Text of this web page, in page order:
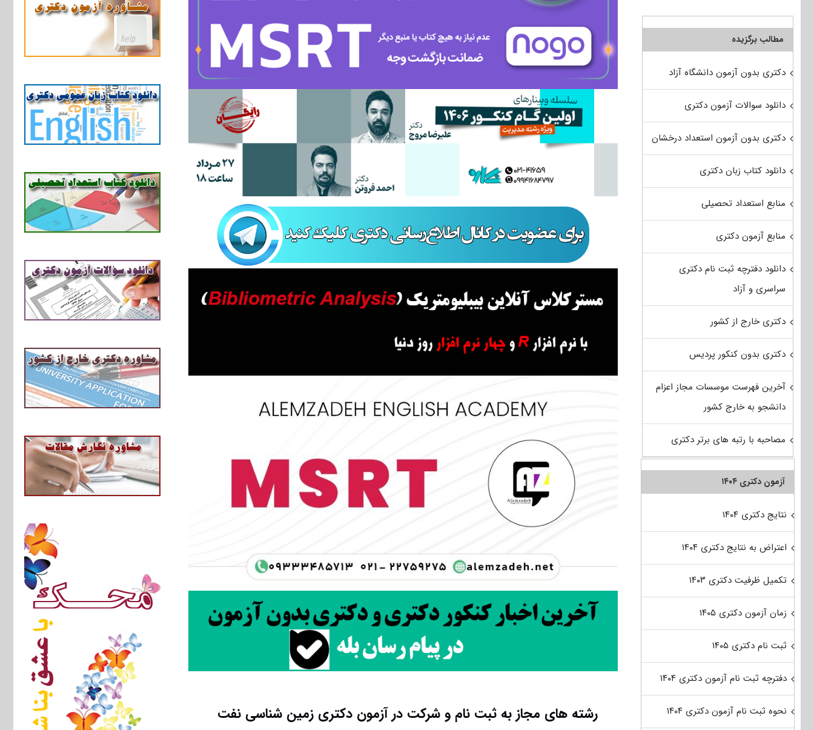
رشته های مجاز به ثبت نام و شرکت در آزمون دکتری زمین‌ شناسی نفت
مطالب برگزیده
دکتری بدون آزمون دانشگاه آزاد
دانلود سوالات آزمون دکتری
دکتری بدون آزمون استعداد درخشان
دانلود کتاب زبان دکتری
منابع استعداد تحصیلی
منابع آزمون دکتری
دانلود دفترچه ثبت نام دکتری
سراسری و آزاد
دکتری خارج از کشور
دکتری بدون کنکور پردیس
آخرین فهرست موسسات مجاز اعزام
دانشجو به خارج کشور
مصاحبه با رتبه های برتر دکتری
آزمون دکتری ۱۴۰۴
نتایج دکتری ۱۴۰۴
اعتراض به نتایج دکتری ۱۴۰۴
تکمیل ظرفیت دکتری ۱۴۰۳
زمان آزمون دکتری ۱۴۰۵
ثبت نام دکتری ۱۴۰۵
دفترچه ثبت نام آزمون دکتری ۱۴۰۴
نحوه ثبت نام آزمون دکتری ۱۴۰۴